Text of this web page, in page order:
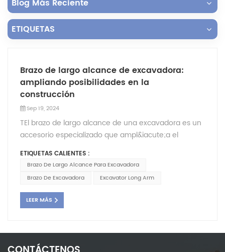
Blog Más Reciente
ETIQUETAS
Brazo de largo alcance de excavadora:
ampliando posibilidades en la
construcción
Sep 19, 2024
TEl brazo de largo alcance de una excavadora es un
accesorio especializado que ampl&iacute;a el
la m&aacute;quina. Con su alcance extendido, este
accesorio ha revolucionado las operaciones de
construcci&oacute;n, permitiendo trabajar en
entornos desafiantes y aumentando la eficiencia. En
este art&iacute;culo, exploraremos los numerosos
en proyectos de construcci&oacute;n. Alcance y
productividad mejorados:La principal ventaja del
ETIQUETAS CALIENTES :
Brazo De Largo Alcance Para Excavadora
Brazo De Excavadora
Excavator Long Arm
LEER MÁS